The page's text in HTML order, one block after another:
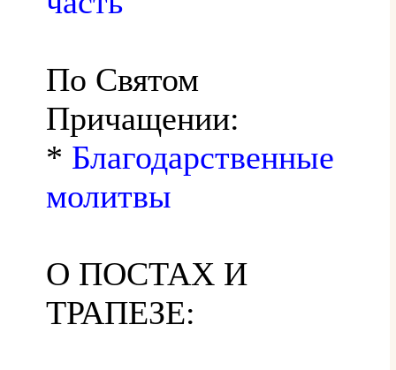
По Святом
Причащении:
* Благодарственные
молитвы
О ПОСТАХ И
ТРАПЕЗЕ: